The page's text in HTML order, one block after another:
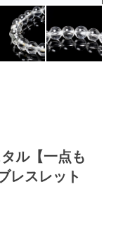
ル【一点も
レスレット